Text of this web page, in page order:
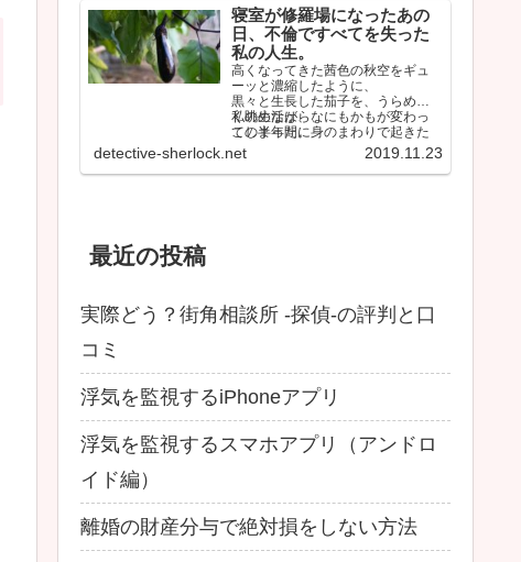
寝室が修羅場になったあの
日、不倫ですべてを失った
私の人生。
高くなってきた茜色の秋空をギュ
ーッと濃縮したように、
黒々と生長した茄子を、うらめし
く眺めながら、
この半年間に身のまわりで起きた
ことを思い返していた。
私の生活は、なにもかもが変わっ
てしまった。
しかも間違いなく最悪な…
detective-sherlock.net 2019.11.23
最近の投稿
実際どう？街角相談所 -探偵-の評判と口
コミ
浮気を監視するiPhoneアプリ
浮気を監視するスマホアプリ（アンドロ
イド編）
離婚の財産分与で絶対損をしない方法